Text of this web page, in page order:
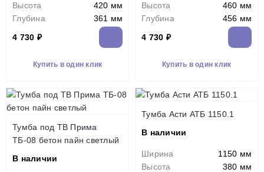
Высота
420 мм
Глубина
361 мм
4 730 ₽
Купить в один клик
Высота
460 мм
Глубина
456 мм
4 730 ₽
Купить в один клик
Тумба под ТВ Прима
ТБ-08 бетон пайн светлый
В наличии
Тумба Асти АТБ 1150.1
В наличии
Ширина
1150 мм
Высота
380 мм